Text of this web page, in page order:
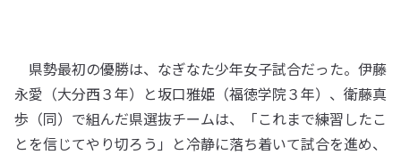
県勢最初の優勝は、なぎなた少年女子試合だった。伊藤
永愛（大分西３年）と坂口雅姫（福徳学院３年）、衛藤真
歩（同）で組んだ県選抜チームは、「これまで練習したこ
とを信じてやり切ろう」と冷静に落ち着いて試合を進め、